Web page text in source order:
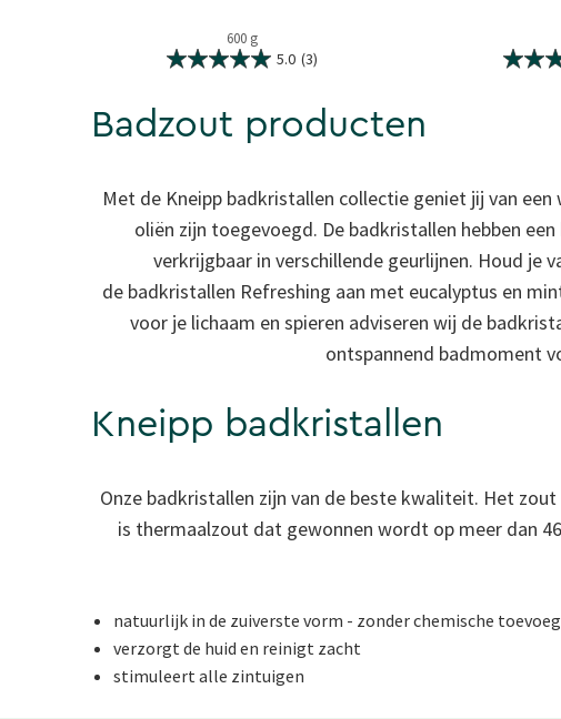
600 g
5.0 (3)
Badzout producten
Met de Kneipp badkristallen collectie geniet jij van
oliën zijn toegevoegd. De badkristallen hebben
verkrijgbaar in verschillende geurlijnen. Houd je
de badkristallen Refreshing aan met eucalyptus en
voor je lichaam en spieren adviseren wij de
ontspannend badmoment
Kneipp badkristallen
Onze badkristallen zijn van de beste kwaliteit. Het
is thermaalzout dat gewonnen wordt op meer dan
natuurlijk in de zuiverste vorm - zonder chemische
verzorgt de huid en reinigt zacht
stimuleert alle zintuigen